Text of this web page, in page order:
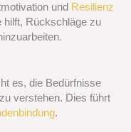
und Resilienz
hilft, Rückschläge zu
es, die Bedürfnisse
verstehen. Dies führt
.